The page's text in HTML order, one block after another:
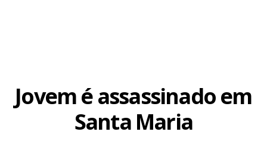
Jovem é assassinado em
Santa Maria